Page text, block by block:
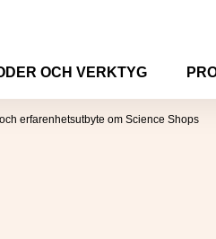
OCH VERKTYG
erfarenhetsutbyte om Science Shops